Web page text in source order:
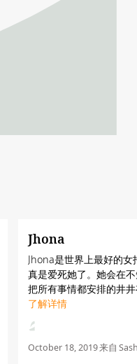
Jhona
Jhona是世界上最好的女
真是爱死她了。她会在
把所有事情都安排的井
了解详情
October 18, 2019来自